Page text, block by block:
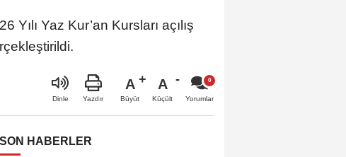
Yılı Yaz Kur’an Kursları açılış
Dinle Yazdır
A
Büyüt
A
Küçült Yorumlar
SON HABERLER